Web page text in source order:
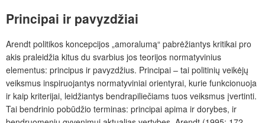
Principai ir pavyzdžiai
Arendt politikos koncepcijos „amoralumą“ pabrėžiantys kritikai pro
akis praleidžia kitus du svarbius jos teorijos normatyvinius
elementus: principus ir pavyzdžius. Principai – tai politinių veikėjų
veiksmus inspiruojantys normatyviniai orientyrai, kurie funkcionuoja
ir kaip kriterijai, leidžiantys bendrapiliečiams tuos veiksmus įvertinti.
Tai bendrinio pobūdžio terminas: principai apima ir dorybes, ir